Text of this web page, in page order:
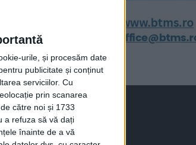
urile, și procesăm date
publicitate și conținut
serviciilor. Cu
prin scanarea
către noi și 1733
a refuza să vă dați
înainte de a vă